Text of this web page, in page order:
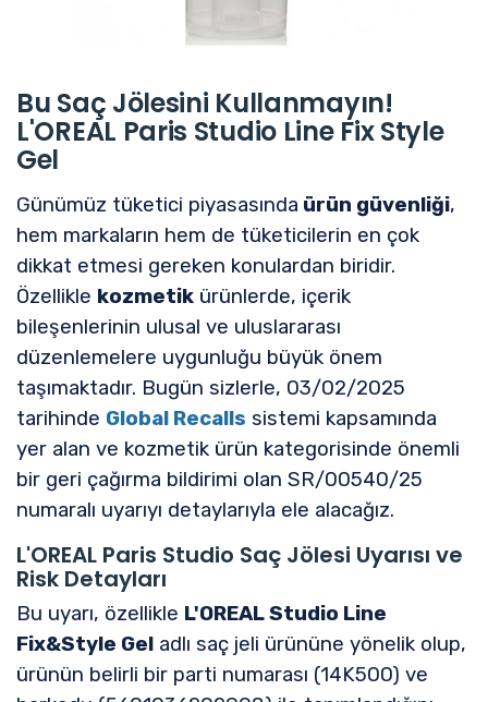
Bu Saç Jölesini Kullanmayın!
L'OREAL Paris Studio Line Fix Style
Gel
Günümüz tüketici piyasasında ürün güvenliği,
hem markaların hem de tüketicilerin en çok
dikkat etmesi gereken konulardan biridir.
Özellikle kozmetik ürünlerde, içerik
bileşenlerinin ulusal ve uluslararası
düzenlemelere uygunluğu büyük önem
taşımaktadır. Bugün sizlerle, 03/02/2025
tarihinde Global Recalls sistemi kapsamında
yer alan ve kozmetik ürün kategorisinde önemli
bir geri çağırma bildirimi olan SR/00540/25
numaralı uyarıyı detaylarıyla ele alacağız.
L'OREAL Paris Studio Saç Jölesi Uyarısı ve
Risk Detayları
Bu uyarı, özellikle L'OREAL Studio Line
Fix&Style Gel adlı saç jeli ürününe yönelik olup,
ürünün belirli bir parti numarası (14K500) ve